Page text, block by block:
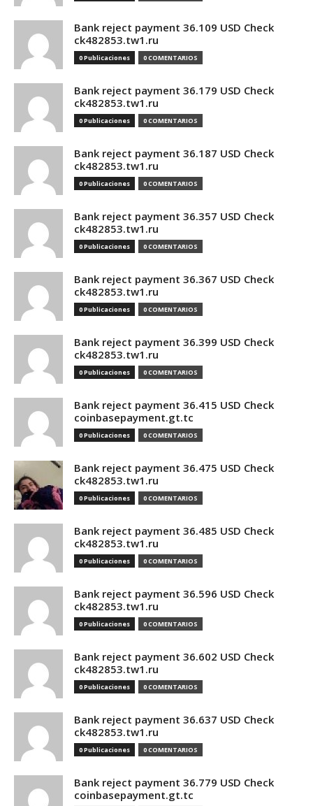
Bank reject payment 36.109 USD Check
ck482853.tw1.ru
0 Publicaciones 0 COMENTARIOS
Bank reject payment 36.179 USD Check
ck482853.tw1.ru
0 Publicaciones 0 COMENTARIOS
Bank reject payment 36.187 USD Check
ck482853.tw1.ru
0 Publicaciones 0 COMENTARIOS
Bank reject payment 36.357 USD Check
ck482853.tw1.ru
0 Publicaciones 0 COMENTARIOS
Bank reject payment 36.367 USD Check
ck482853.tw1.ru
0 Publicaciones 0 COMENTARIOS
Bank reject payment 36.399 USD Check
ck482853.tw1.ru
0 Publicaciones 0 COMENTARIOS
Bank reject payment 36.415 USD Check
coinbasepayment.gt.tc
0 Publicaciones 0 COMENTARIOS
Bank reject payment 36.475 USD Check
ck482853.tw1.ru
0 Publicaciones 0 COMENTARIOS
Bank reject payment 36.485 USD Check
ck482853.tw1.ru
0 Publicaciones 0 COMENTARIOS
Bank reject payment 36.596 USD Check
ck482853.tw1.ru
0 Publicaciones 0 COMENTARIOS
Bank reject payment 36.602 USD Check
ck482853.tw1.ru
0 Publicaciones 0 COMENTARIOS
Bank reject payment 36.637 USD Check
ck482853.tw1.ru
0 Publicaciones 0 COMENTARIOS
Bank reject payment 36.779 USD Check
coinbasepayment.gt.tc